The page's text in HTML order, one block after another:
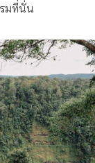
รมที่นั่น